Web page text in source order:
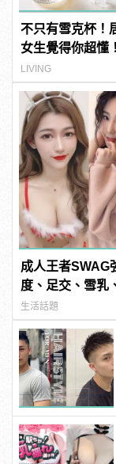
不只有雪克杯！
女生覺得你超懂！
LIVING
成人王者SWAG
度、足交、雪乳
連結！ |
生活話題